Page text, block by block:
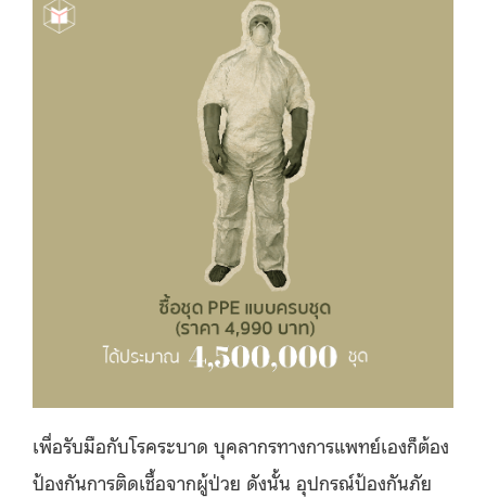
เพื่อรับมือกับโรคระบาด บุคลากรทางการแพทย์เองก็ต้อง
ป้องกันการติดเชื้อจากผู้ป่วย ดังนั้น อุปกรณ์ป้องกันภัย